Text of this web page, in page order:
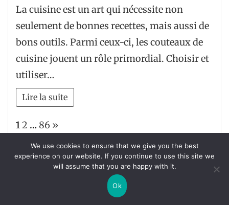
La cuisine est un art qui nécessite non
seulement de bonnes recettes, mais aussi de
bons outils. Parmi ceux-ci, les couteaux de
cuisine jouent un rôle primordial. Choisir et
utiliser…
Lire la suite
Page:
12 … 86 Next
»
Rechercher :
We use cookies to ensure that we give you the best
experience on our website. If you continue to use this site we
will assume that you are happy with it.
Ok